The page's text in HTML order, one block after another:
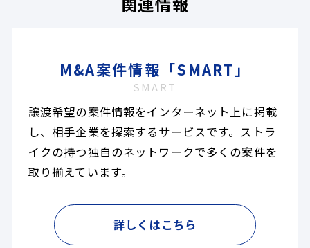
M&A案件情報「SMART」
SMART
譲渡希望の案件情報をインターネット上に掲載
し、相手企業を探索するサービスです。ストラ
イクの持つ独自のネットワークで多くの案件を
取り揃えています。
詳しくはこちら